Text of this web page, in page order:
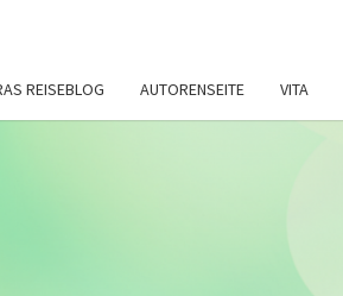
REISEBLOG AUTORENSEITE VITA